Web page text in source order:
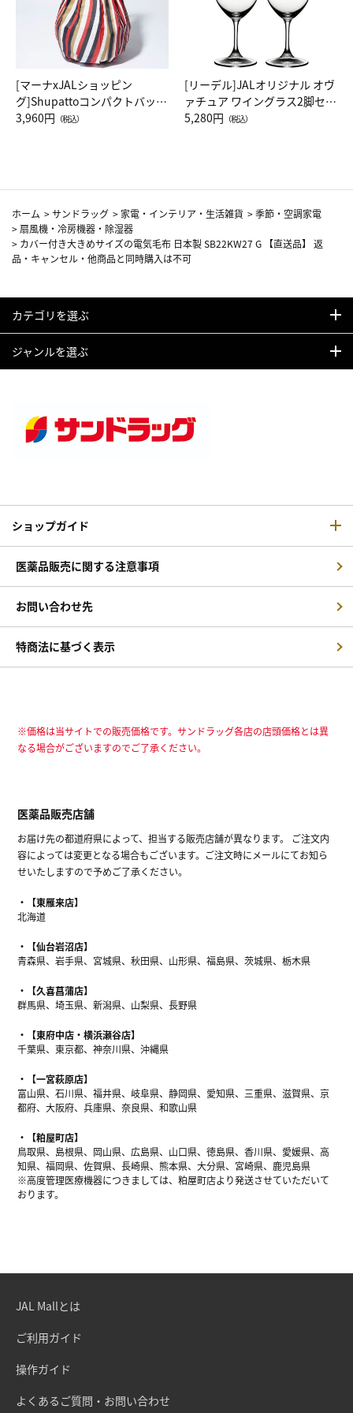
[マーナxJALショッピン
グ]Shupattoコンパクトバッグ
Drop JAL客室乗務員（LC）ス
3,960円 （税込）
[リーデル]JALオリジナル オヴ
ァチュア ワイングラス2脚セッ
ト（レッドワイン）
5,280円 （税込）
ホーム >サンドラッグ > 家電・インテリア・生活雑貨 >季節・空調家電
> 扇風機・冷房機器・除湿器
> カバー付き大きめサイズの電気毛布 日本製 SB22KW27 G 【直送品】 返
品・キャンセル・他商品と同時購入は不可
カテゴリを選ぶ
ジャンルを選ぶ
ショップガイド
医薬品販売に関する注意事項
お問い合わせ先
特商法に基づく表示
※価格は当サイトでの販売価格です。サンドラッグ各店の店頭価格とは異
なる場合がございますのでご了承ください。
医薬品販売店舗
お届け先の都道府県によって、担当する販売店舗が異なります。 ご注文内
容によっては変更となる場合もございます。ご注文時にメールにてお知ら
せいたしますので予めご了承ください。
【東雁来店】
北海道
【仙台岩沼店】
青森県、岩手県、宮城県、秋田県、山形県、福島県、茨城県、栃木県
【久喜菖蒲店】
群馬県、埼玉県、新潟県、山梨県、長野県
【東府中店・横浜瀬谷店】
千葉県、東京都、神奈川県、沖縄県
【一宮萩原店】
富山県、石川県、福井県、岐阜県、静岡県、愛知県、三重県、滋賀県、京
都府、大阪府、兵庫県、奈良県、和歌山県
【粕屋町店】
鳥取県、島根県、岡山県、広島県、山口県、徳島県、香川県、愛媛県、高
知県、福岡県、佐賀県、長崎県、熊本県、大分県、宮崎県、鹿児島県
※高度管理医療機器につきましては、粕屋町店より発送させていただいて
おります。
JAL Mallとは
ご利用ガイド
操作ガイド
よくあるご質問・お問い合わせ